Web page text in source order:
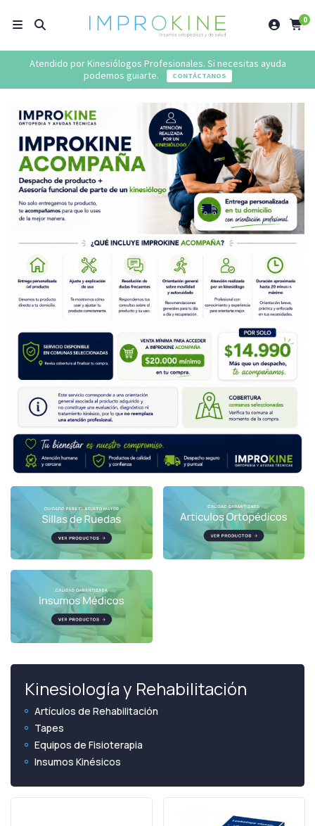
0
Atendido por Kinesiólogos Profesionales. Si necesitas ayuda
podemos guiarte.
CONTÁCTANOS
Kinesiología y Rehabilitación
Artículos de Rehabilitación
Tapes
Equipos de Fisioterapia
Insumos Kinésicos